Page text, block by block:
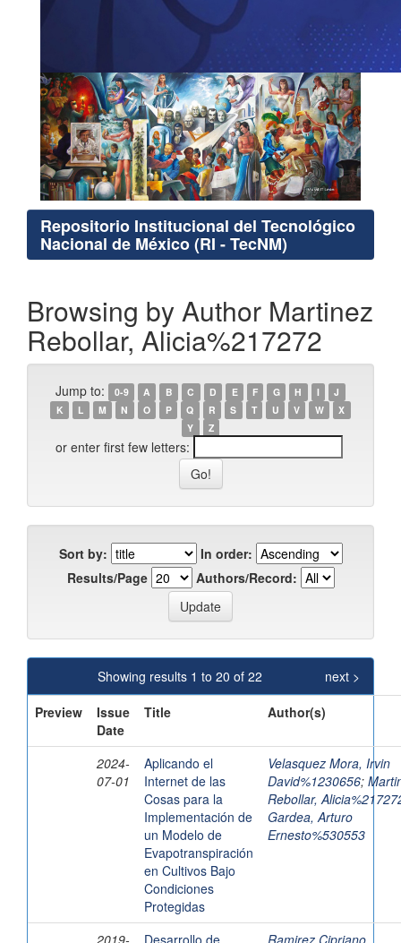
Repositorio Institucional del Tecnológico
Nacional de México (RI - TecNM)
Browsing by Author Martinez
Rebollar, Alicia%217272
Jump to: 0-9 A B C D E F G H I
J
K
L M N O P Q R S T U V W
X
Y
Z
or enter first few letters:
Sort by:
In order:
Results/Page
Authors/Record:
Showing results 1 to 20 of 22
next >
Preview
Issue
Date
Title Author(s)
2024-
07-01
Aplicando el
Internet de las
Cosas para la
Implementación de
un Modelo de
Evapotranspiración
en Cultivos Bajo
Condiciones
Protegidas
Velasquez Mora, Irvin
David%1230656;
Rebollar,
Gardea, Arturo
Ernesto%530553